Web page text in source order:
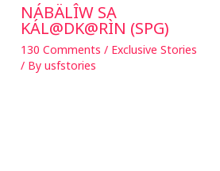
NÁBÄLÎW SA
KÁL@DK@RÌN (SPG)
130 Comments / Exclusive Stories
/ Byusfstories